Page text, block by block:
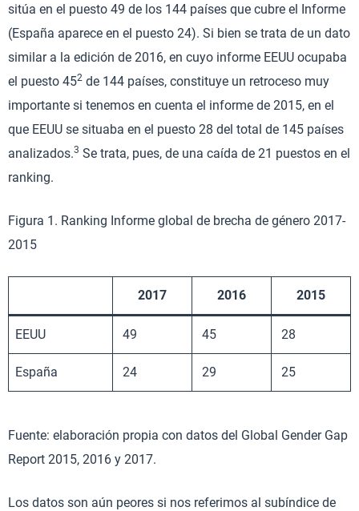
sitúa en el puesto 49 de los 144 países que cubre el Informe
(España aparece en el puesto 24). Si bien se trata de un dato
similar a la edición de 2016, en cuyo informe EEUU ocupaba
el puesto 452 de 144 países, constituye un retroceso muy
importante si tenemos en cuenta el informe de 2015, en el
que EEUU se situaba en el puesto 28 del total de 145 países
analizados.3 Se trata, pues, de una caída de 21 puestos en el
ranking.
Figura 1. Ranking Informe global de brecha de género 2017-
2015
2017 2016 2015
EEUU 49 45 28
España 24 29 25
Fuente: elaboración propia con datos del Global Gender Gap
Report 2015, 2016 y 2017.
Los datos son aún peores si nos referimos al subíndice de